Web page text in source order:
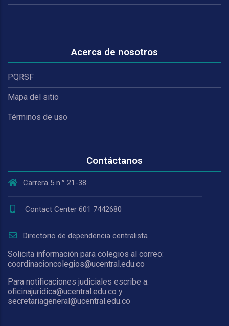
Acerca de nosotros
PQRSF
Mapa del sitio
Términos de uso
Contáctanos
Carrera 5 n.° 21-38
Contact Center 601 7442680
Directorio de dependencia centralista
Solicita información para colegios al correo:
coordinacioncolegios@ucentral.edu.co
Para notificaciones judiciales escribe a:
oficinajuridica@ucentral.edu.co y
secretariageneral@ucentral.edu.co